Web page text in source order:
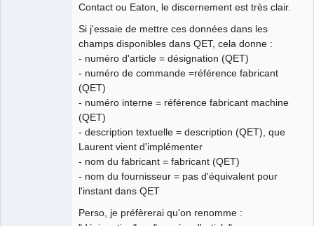
Contact ou Eaton, le discernement est très clair.
Si j'essaie de mettre ces données dans les
champs disponibles dans QET, cela donne :
- numéro d'article = désignation (QET)
- numéro de commande =référence fabricant
(QET)
- numéro interne = référence fabricant machine
(QET)
- description textuelle = description (QET), que
Laurent vient d'implémenter
- nom du fabricant = fabricant (QET)
- nom du fournisseur = pas d'équivalent pour
l'instant dans QET
Perso, je préfèrerai qu'on renomme :